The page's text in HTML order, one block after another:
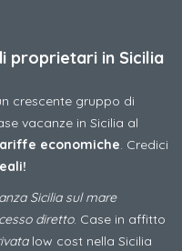
proprietari in Sicilia
crescente gruppo di
vacanze in Sicilia al
economiche. Credici
Sicilia sul mare
diretto. Case in affitto
low cost nella Sicilia